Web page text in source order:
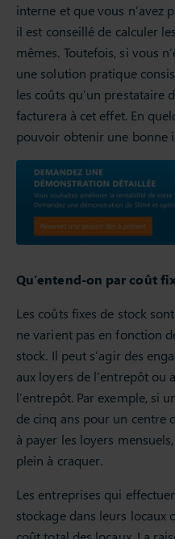
interne et que vous n’avez
il est conseillé de calculer
mêmes. Toutefois, si vous
une solution pratique
les coûts qu’un prestataire
facturera à cet effet. En
pouvoir obtenir une bonne
Qu’entend-on par coût
Les coûts fixes de stock
ne varient pas en fonction
stock. Il peut s’agir des
aux loyers de l’entrepôt ou
l’entrepôt. Par exemple, si
de cinq ans pour un centre
à payer les loyers
plein à craquer.
Les entreprises qui
stockage dans leurs locaux